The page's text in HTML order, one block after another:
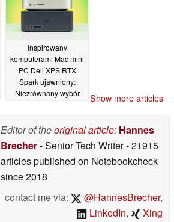
Inspirowany
komputerami Mac mini
PC Dell XPS RTX
Spark ujawniony:
Niezrównany wybór
Show more articles
Editor of theoriginal article: Hannes
Brecher- Senior Tech Writer- 21915
articles published on Notebookcheck
since 2018
contact me via:
@HannesBrecher,
LinkedIn, Xing